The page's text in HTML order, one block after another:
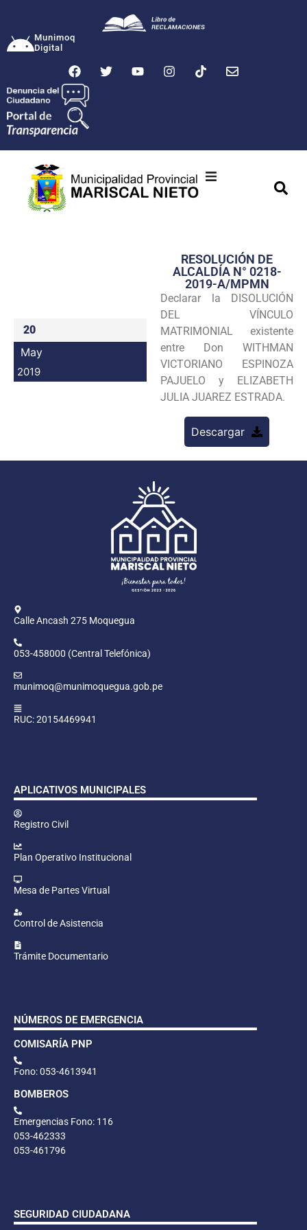
Munimoq
Digital
Transparencia
Seguridad
Programas
Intranet
20
May
2019
RESOLUCIÓN DE
ALCALDÍA N° 0218-
2019-A/MPMN
Declarar la DISOLUCIÓN
DEL VÍNCULO
MATRIMONIAL existente
entre Don WITHMAN
VICTORIANO ESPINOZA
PAJUELO y ELIZABETH
JULIA JUAREZ ESTRADA.
Descargar
Calle Ancash 275 Moquegua
053-458000 (Central Telefónica)
munimoq@munimoquegua.gob.pe
RUC: 20154469941
APLICATIVOS MUNICIPALES
Registro Civil
Plan Operativo Institucional
Mesa de Partes Virtual
Control de Asistencia
Trámite Documentario
NÚMEROS DE EMERGENCIA
COMISARÍA PNP
Fono: 053-4613941
BOMBEROS
Emergencias Fono: 116
053-462333
053-461796
SEGURIDAD CIUDADANA